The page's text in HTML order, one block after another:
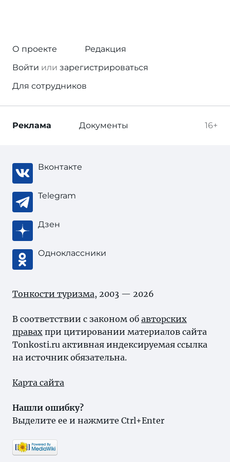
О проекте
Редакция
Войти или зарегистрироваться
Для сотрудников
16+
Реклама Документы
Вконтакте
Telegram
Дзен
Одноклассники
Тонкости туризма, 2003 — 2026
В соответствии с законом об авторских
правах при цитировании материалов сайта
Tonkosti.ru активная индексируемая ссылка
на источник обязательна.
Карта сайта
Нашли ошибку?
Выделите ее и нажмите Ctrl+Enter